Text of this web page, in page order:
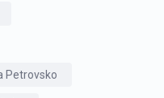
Petrovsko